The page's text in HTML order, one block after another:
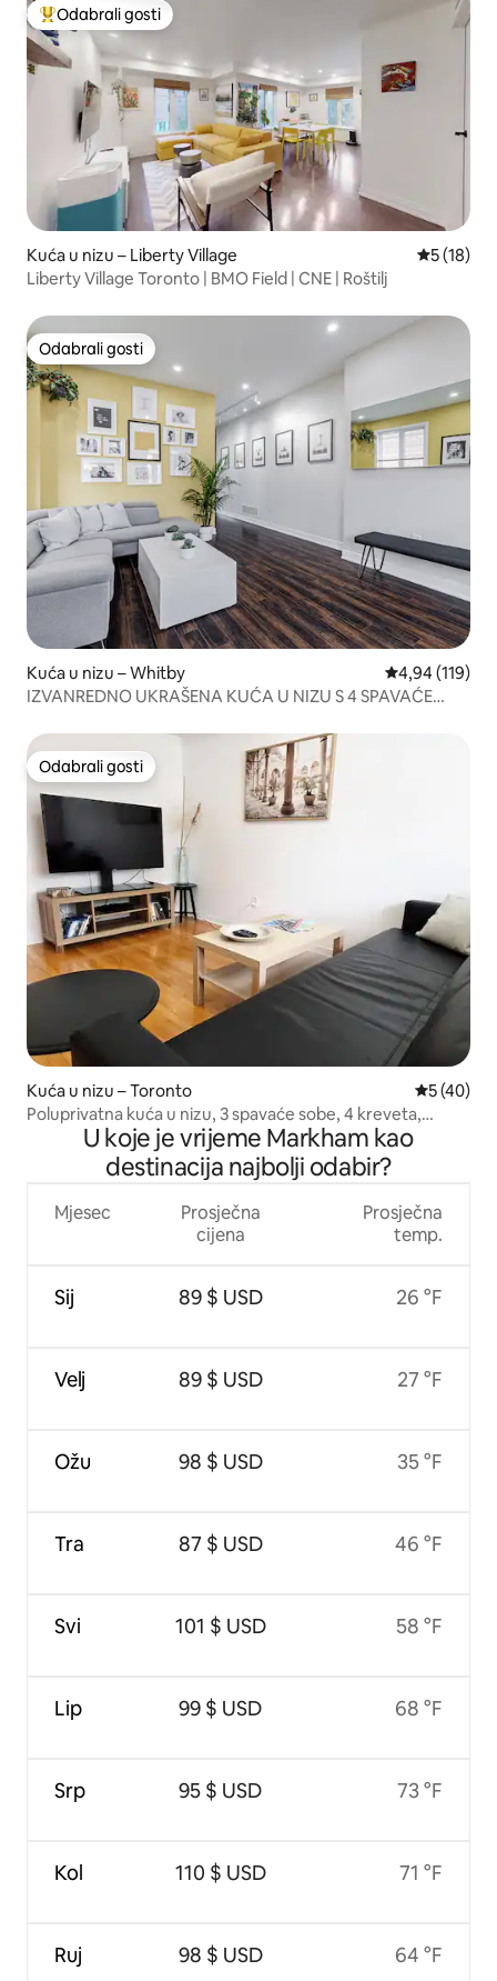
Među najviše rangiranima s oznakom „Odabrali gosti”
Odabrali gosti
Kuća u nizu – Liberty Village Prosječna
5 (18)
Liberty Village Toronto | BMO Field | CNE | Roštilj
Odabrali gosti
Odabrali gosti
Kuća u nizu – Whitby Prosječna
4,94 (119)
IZVANREDNO UKRAŠENA KUĆA U NIZU S 4 SPAVAĆE
Odabrali gosti
Odabrali gosti
Kuća u nizu – Toronto Prosječna
5 (40)
Poluprivatna kuća u nizu, 3 spavaće sobe, 4 kreveta,
parkirno mjesto
U koje je vrijeme Markham kao
destinacija najbolji odabir?
Mjesec
Sij
Velj
Ožu
Tra
Svi
Lip
Srp
Kol
Ruj
Prosječna
cijena
89 $ USD
89 $ USD
98 $ USD
87 $ USD
101 $ USD
99 $ USD
95 $ USD
110 $ USD
98 $ USD
Prosječna
temp.
26 °F
27 °F
35 °F
46 °F
58 °F
68 °F
73 °F
71 °F
64 °F